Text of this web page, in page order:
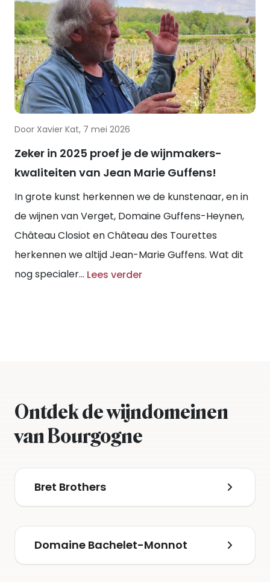
Door Xavier Kat, 7 mei 2026
Zeker in 2025 proef je de wijnmakers-
kwaliteiten van Jean Marie Guffens!
In grote kunst herkennen we de kunstenaar, en in
de wijnen van Verget, Domaine Guffens-Heynen,
Château Closiot en Château des Tourettes
herkennen we altijd Jean-Marie Guffens. Wat dit
nog specialer... Lees verder
Ontdek de wijndomeinen
van Bourgogne
Bret Brothers
Domaine Bachelet-Monnot